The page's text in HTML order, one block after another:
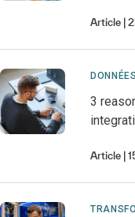
Article
3
Article